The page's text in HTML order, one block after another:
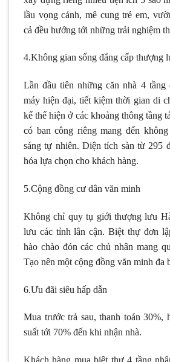
lầu vọng cảnh, mê cung trẻ em,
cả đều hướng tới những trải nghiệm
4.Không gian sống đẳng cấp thượng
Lần đầu tiên những căn nhà 4 tầng
máy hiện đại, tiết kiệm thời gian di
kế thể hiện ở các khoảng thông tầng
có ban công riêng mang đến
sáng tự nhiên. Diện tích sàn từ 295
hóa lựa chọn cho khách hàng.
5.Cộng đồng cư dân văn minh
Không chỉ quy tụ giới thượng lưu
lưu các tỉnh lân cận. Biệt thự đơn
hào chào đón các chủ nhân mang
Tạo nên một cộng đồng văn minh đa
6.Ưu đãi siêu hấp dẫn
Mua trước trả sau, thanh toán 30%,
suất tới 70% đến khi nhận nhà.